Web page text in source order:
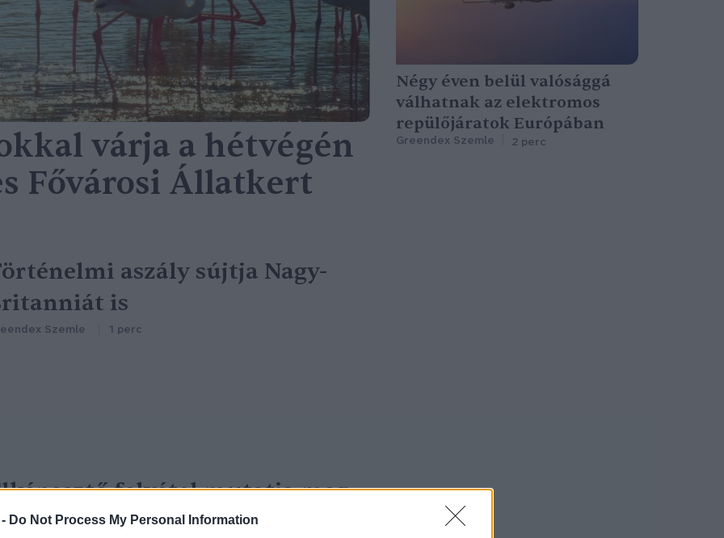
Do Not Process My Personal Information
várja a hétvégén
Fővárosi Állatkert
Négy éven belül valósággá
válhatnak az elektromos
repülőjáratok Európában
Greendex Szemle 2 perc
aszály sújtja Nagy-
is
Szemle 1 perc
felvétel mutatja meg,
a különbség az áradó és